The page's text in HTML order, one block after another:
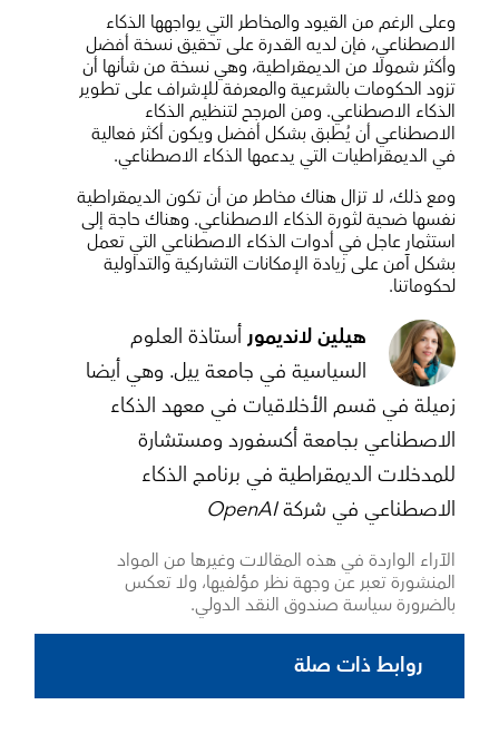
وعلى الرغم من القيود والمخاطر التي يواجهها الذكاء
الاصطناعي، فإن لديه القدرة على تحقيق نسخة أفضل
وأكثر شمولا من الديمقراطية، وهي نسخة من شأنها أن
تزود الحكومات بالشرعية والمعرفة للإشراف على تطوير
الذكاء الاصطناعي. ومن المرجح لتنظيم الذكاء
الاصطناعي أن يُطبق بشكل أفضل ويكون أكثر فعالية
في الديمقراطيات التي يدعمها الذكاء الاصطناعي.
ومع ذلك، لا تزال هناك مخاطر من أن تكون الديمقراطية
نفسها ضحية لثورة الذكاء الاصطناعي. وهناك حاجة إلى
استثمار عاجل في أدوات الذكاء الاصطناعي التي تعمل
بشكل آمن على زيادة الإمكانات التشاركية والتداولية
لحكوماتنا.
هيلين لانديمورأستاذة العلوم
السياسية في جامعة ييل. وهي أيضا
زميلة في قسم الأخلاقيات في معهد الذكاء
الاصطناعي بجامعة أكسفورد ومستشارة
للمدخلات الديمقراطية في برنامج الذكاء
الاصطناعي في شركةOpenAI
الآراء الواردة في هذه المقالات وغيرها من المواد
المنشورة تعبر عن وجهة نظر مؤلفيها، ولا تعكس
بالضرورة سياسة صندوق النقد الدولي.
روابط ذات صلة